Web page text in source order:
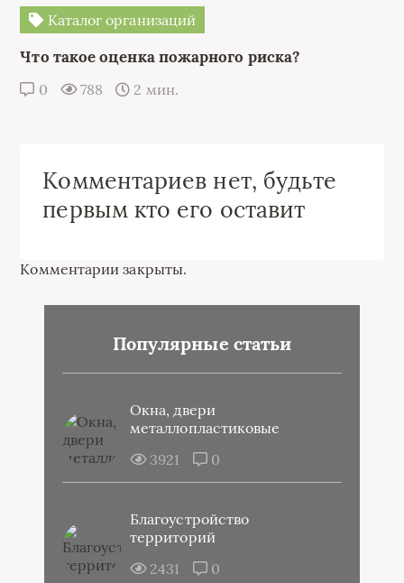
Каталог организаций
Что такое оценка пожарного риска?
0 788 2 мин.
Комментариев нет, будьте
первым кто его оставит
Комментарии закрыты.
Популярные статьи
Окна, двери
металлопластиковые
3921
0
Благоустройство
территорий
2431
0